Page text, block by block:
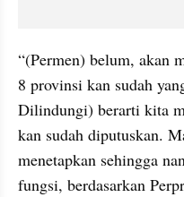
“(Permen) belum, akan
8 provinsi kan sudah
Dilindungi) berarti kita
kan sudah diputuskan.
menetapkan sehingga
fungsi, berdasarkan